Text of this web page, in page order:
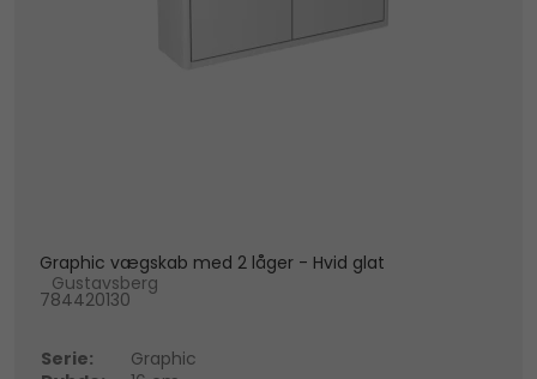
Graphic vægskab med 2 låger - Hvid glat
Gustavsberg
784420130
Serie:
Graphic